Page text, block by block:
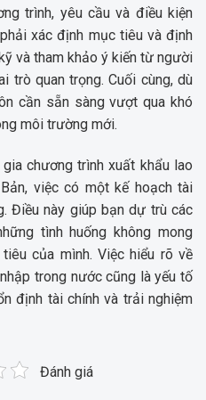
trình, yêu cầu và điều kiện
xác định mục tiêu và định
và tham khảo ý kiến từ người
trò quan trọng. Cuối cùng, dù
cần sẵn sàng vượt qua khó
môi trường mới.
chương trình xuất khẩu lao
việc có một kế hoạch tài
Điều này giúp bạn dự trù các
tình huống không mong
của mình. Việc hiểu rõ về
trong nước cũng là yếu tố
định tài chính và trải nghiệm
Đánh giá